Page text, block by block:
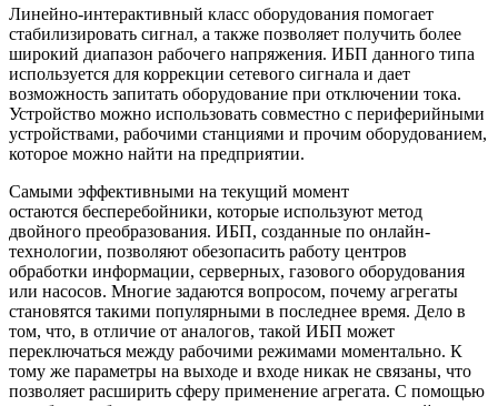
Линейно-интерактивный класс оборудования помогает
стабилизировать сигнал, а также позволяет получить более
широкий диапазон рабочего напряжения. ИБП данного типа
используется для коррекции сетевого сигнала и дает
возможность запитать оборудование при отключении тока.
Устройство можно использовать совместно с периферийными
устройствами, рабочими станциями и прочим оборудованием,
которое можно найти на предприятии.
Самыми эффективными на текущий момент
остаются бесперебойники, которые используют метод
двойного преобразования. ИБП, созданные по онлайн-
технологии, позволяют обезопасить работу центров
обработки информации, серверных, газового оборудования
или насосов. Многие задаются вопросом, почему агрегаты
становятся такими популярными в последнее время. Дело в
том, что, в отличие от аналогов, такой ИБП может
переключаться между рабочими режимами моментально. К
тому же параметры на выходе и входе никак не связаны, что
позволяет расширить сферу применение агрегата. С помощью